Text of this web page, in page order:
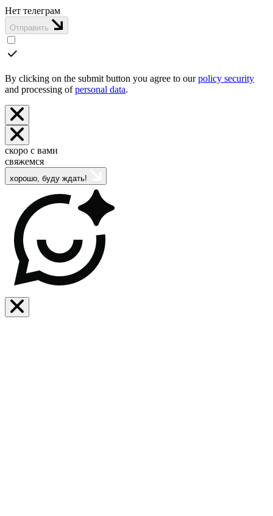
Нет телеграм
Отправить
By clicking on the submit button you agree to ourpolicy security
and processing ofpersonal data.
скоро с вами
свяжемся
хорошо, буду ждать!